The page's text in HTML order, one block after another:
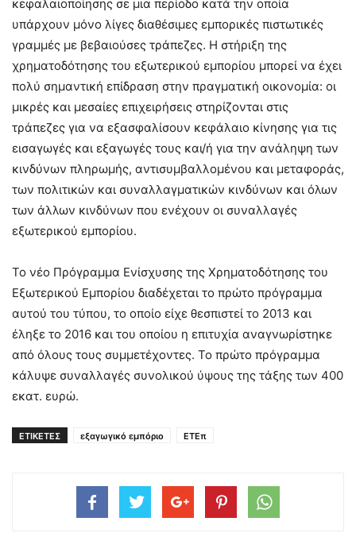
κεφαλαιοποίησης σε μια περίοδο κατά την οποία
υπάρχουν μόνο λίγες διαθέσιμες εμπορικές πιστωτικές
γραμμές με βεβαιούσες τράπεζες. Η στήριξη της
χρηματοδότησης του εξωτερικού εμπορίου μπορεί να έχει
πολύ σημαντική επίδραση στην πραγματική οικονομία: οι
μικρές και μεσαίες επιχειρήσεις στηρίζονται στις
τράπεζες για να εξασφαλίσουν κεφάλαιο κίνησης για τις
εισαγωγές και εξαγωγές τους και/ή για την ανάληψη των
κινδύνων πληρωμής, αντισυμβαλλομένου και μεταφοράς,
των πολιτικών και συναλλαγματικών κινδύνων και όλων
των άλλων κινδύνων που ενέχουν οι συναλλαγές
εξωτερικού εμπορίου.
Το νέο Πρόγραμμα Ενίσχυσης της Χρηματοδότησης του
Εξωτερικού Εμπορίου διαδέχεται το πρώτο πρόγραμμα
αυτού του τύπου, το οποίο είχε θεσπιστεί το 2013 και
έληξε το 2016 και του οποίου η επιτυχία αναγνωρίστηκε
από όλους τους συμμετέχοντες. Το πρώτο πρόγραμμα
κάλυψε συναλλαγές συνολικού ύψους της τάξης των 400
εκατ. ευρώ.
ΕΤΙΚΕΤΕΣ εξαγωγικό εμπόριο ΕΤΕπ